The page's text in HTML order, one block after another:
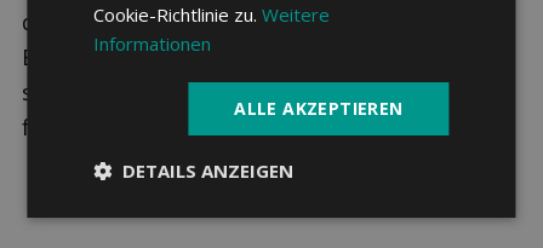
der Neuwert versichert, also der Preis für den
Bau oder Kauf des Gebäudes. So ist
sichergestellt, dass im Schadensfall die Kosten
für den Wiederaufbau übernommen werden.
Cookie-Richtlinie zu.Weitere
Informationen
ALLE AKZEPTIEREN
DETAILS ANZEIGEN